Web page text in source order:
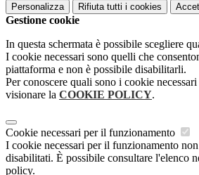
Personalizza Rifiuta tutti i cookies
Gestione cookie
In questa schermata è possibile scegliere
I cookie necessari sono quelli che
piattaforma e non è possibile disabilitarli.
Per conoscere quali sono i cookie
visionare la COOKIE POLICY.
Cookie necessari per il funzionamento
I cookie necessari per il funzionamento non
disabilitati. È possibile consultare l'elenco
policy.